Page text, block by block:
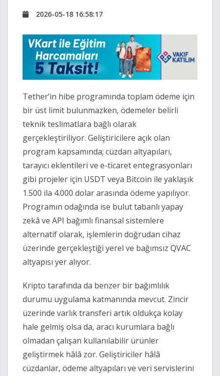
2026-05-18 16:58:17
Tether’in hibe programında toplam ödeme için
bir üst limit bulunmazken, ödemeler belirli
teknik teslimatlara bağlı olarak
gerçekleştiriliyor. Geliştiricilere açık olan
program kapsamında; cüzdan altyapıları,
tarayıcı eklentileri ve e-ticaret entegrasyonları
gibi projeler için USDT veya Bitcoin ile yaklaşık
1.500 ila 4.000 dolar arasında ödeme yapılıyor.
Programın odağında ise bulut tabanlı yapay
zekâ ve API bağımlı finansal sistemlere
alternatif olarak, işlemlerin doğrudan cihaz
üzerinde gerçekleştiği yerel ve bağımsız QVAC
altyapısı yer alıyor.
Kripto tarafında da benzer bir bağımlılık
durumu uygulama katmanında mevcut. Zincir
üzerinde varlık transferi artık oldukça kolay
hale gelmiş olsa da, aracı kurumlara bağlı
olmadan çalışan kullanılabilir ürünler
geliştirmek hâlâ zor. Geliştiriciler hâlâ
cüzdanlar, ödeme altyapıları ve veri servislerini